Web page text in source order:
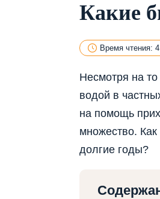
Какие
Время чтения:
Несмотря на
водой в
на помощь
множество.
долгие годы?